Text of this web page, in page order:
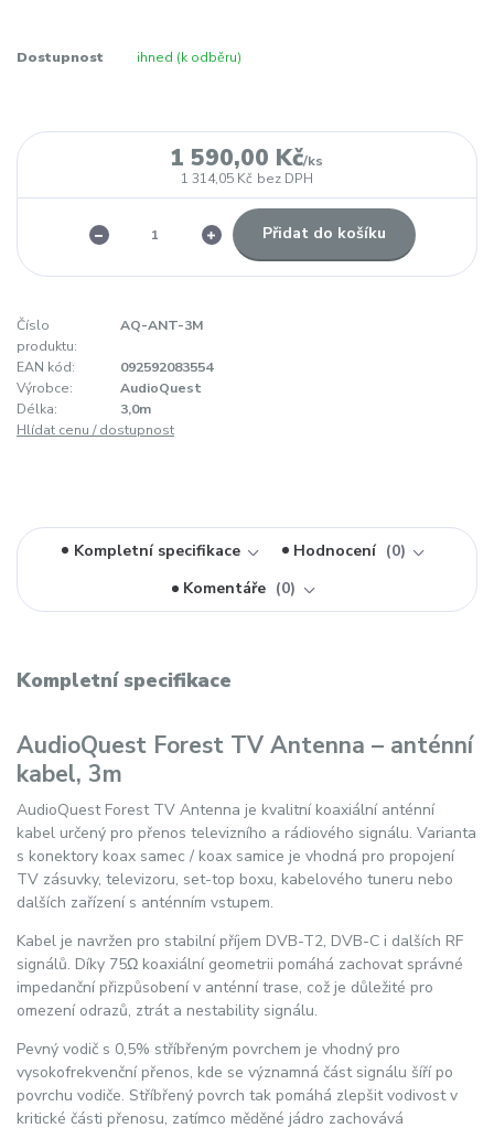
Dostupnost ihned (k odběru)
1 590,00 Kč/ks
1 314,05 Kč bez DPH
Přidat do košíku
Číslo
produktu:
AQ-ANT-3M
EAN kód:
092592083554
Výrobce:
AudioQuest
Délka:
3,0m
Hlídat cenu / dostupnost
Kompletní specifikace Hodnocení
0
Komentáře
0
Kompletní specifikace
AudioQuest Forest TV Antenna – anténní
kabel, 3m
AudioQuest Forest TV Antenna je kvalitní koaxiální anténní
kabel určený pro přenos televizního a rádiového signálu. Varianta
s konektory koax samec / koax samice je vhodná pro propojení
TV zásuvky, televizoru, set-top boxu, kabelového tuneru nebo
dalších zařízení s anténním vstupem.
Kabel je navržen pro stabilní příjem DVB-T2, DVB-C i dalších RF
signálů. Díky 75Ω koaxiální geometrii pomáhá zachovat správné
impedanční přizpůsobení v anténní trase, což je důležité pro
omezení odrazů, ztrát a nestability signálu.
Pevný vodič s 0,5% stříbřeným povrchem je vhodný pro
vysokofrekvenční přenos, kde se významná část signálu šíří po
povrchu vodiče. Stříbřený povrch tak pomáhá zlepšit vodivost v
kritické části přenosu, zatímco měděné jádro zachovává